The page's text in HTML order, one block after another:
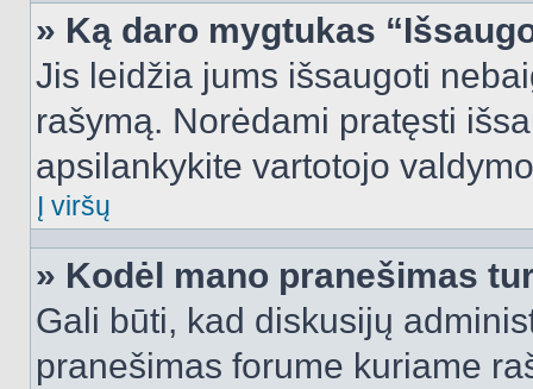
» Ką daro mygtukas
Jis leidžia jums išsaugoti
rašymą. Norėdami pratęsti
apsilankykite vartotojo
Į viršų
» Kodėl mano pranešimas
Gali būti, kad diskusijų
pranešimas forume kuriame